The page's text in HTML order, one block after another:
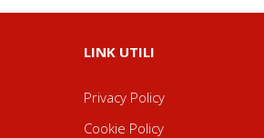
LINK UTILI
Privacy Policy
Cookie Policy